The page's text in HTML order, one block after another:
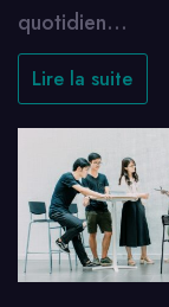
quotidien…
Lire la suite